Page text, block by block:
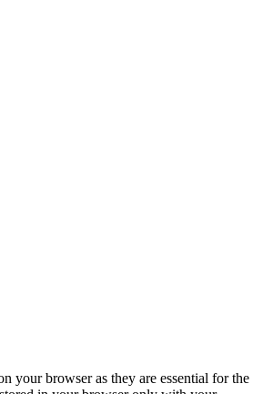
your browser as they are essential for the